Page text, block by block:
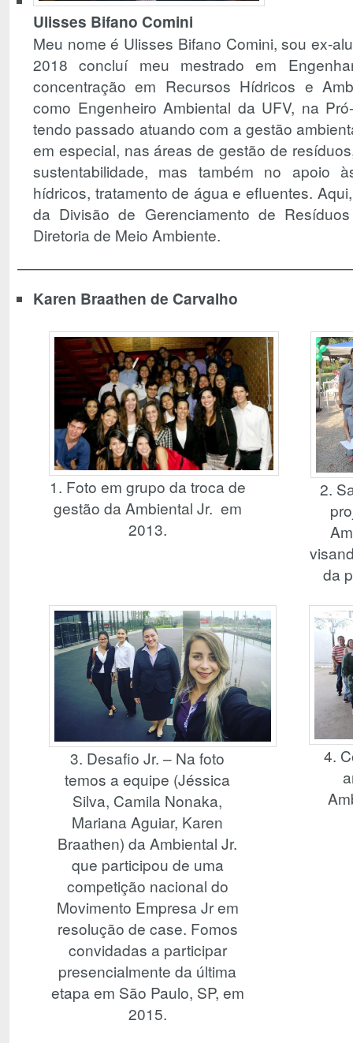
Ulisses Bifano Comini
Meu nome é Ulisses Bifano Comini, sou ex-
2018 concluí meu mestrado em
concentração em Recursos Hídricos e
como Engenheiro Ambiental da UFV, na
tendo passado atuando com a gestão
em especial, nas áreas de gestão de
sustentabilidade, mas também no apoio
hídricos, tratamento de água e efluentes.
da Divisão de Gerenciamento de
Diretoria de Meio Ambiente.
Karen Braathen de Carvalho
1. Foto em grupo da troca de
gestão da Ambiental Jr. em
2013.
2.
da
3. Desafio Jr. – Na foto
temos a equipe (Jéssica
Silva, Camila Nonaka,
Mariana Aguiar, Karen
Braathen) da Ambiental Jr.
que participou de uma
competição nacional do
Movimento Empresa Jr em
resolução de case. Fomos
convidadas a participar
presencialmente da última
etapa em São Paulo, SP, em
2015.
4.